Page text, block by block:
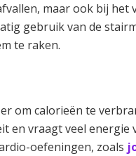
maar ook bij het
gebruik van de
te raken.
om calorieën te
en vraagt veel energie
oefeningen, zoals